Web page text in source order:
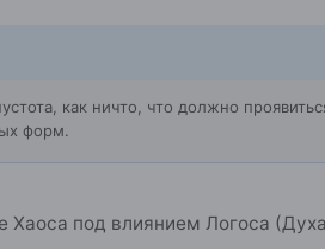
как ничто, что должно
форм.
под влиянием Логоса